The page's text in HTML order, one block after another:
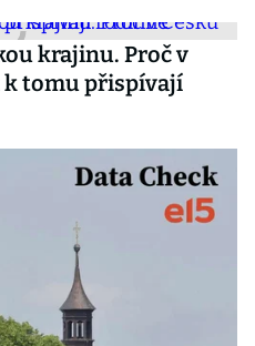
krajinu. Proč v
k tomu přispívají